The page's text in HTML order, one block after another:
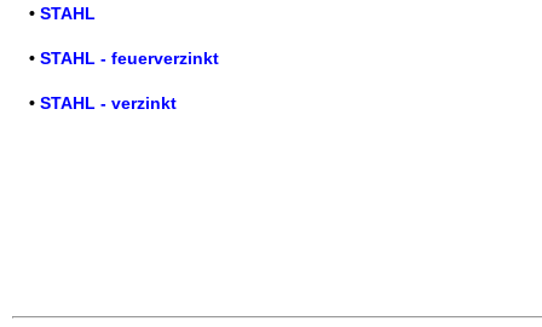
• STAHL
• STAHL - feuerverzinkt
• STAHL - verzinkt